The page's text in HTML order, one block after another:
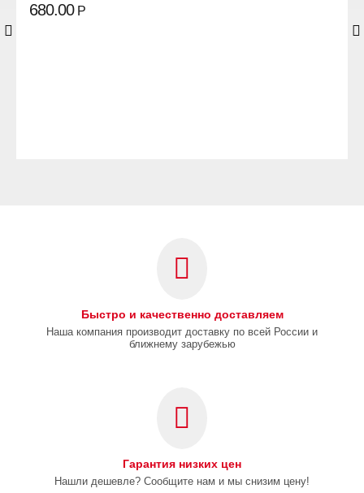
680.00 Р
Быстро и качественно доставляем
Наша компания производит доставку по всей России и
ближнему зарубежью
Гарантия низких цен
Нашли дешевле? Сообщите нам и мы снизим цену!